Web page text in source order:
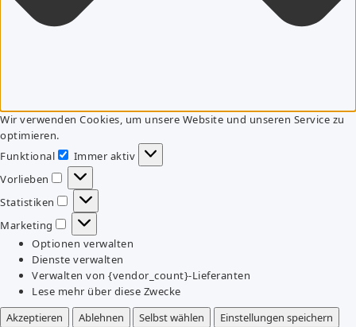
Wir verwenden Cookies, um unsere Website und unseren Service zu
optimieren.
Funktional
Funktional
Immer aktiv
Vorlieben
Vorlieben
Statistiken
Statistiken
Marketing
Marketing
Optionen verwalten
Dienste verwalten
Verwalten von {vendor_count}-Lieferanten
Lese mehr über diese Zwecke
Akzeptieren
Ablehnen Selbst wählen
Einstellungen speichern